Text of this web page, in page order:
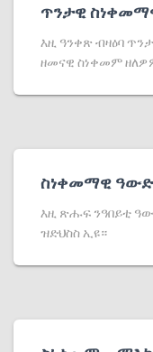
ጥንታዊ
እዚ ዓንቀጽ ብዛዕባ
ዘመናዊ ስነቀመም
ስነቀመማዊ
እዚ ጽሑፍ ንዓበይቲ
ዝድህስስ ኢዩ።